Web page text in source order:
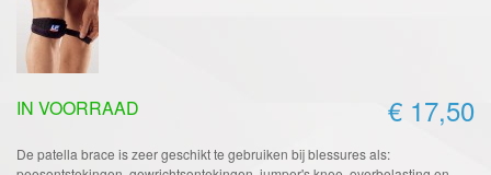
€ 17,50
IN VOORRAAD
De patella brace is zeer geschikt te gebruiken bij blessures als: